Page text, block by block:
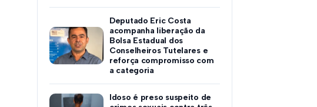
Deputado Eric Costa
acompanha liberação da
Bolsa Estadual dos
Conselheiros Tutelares e
reforça compromisso com
a categoria
Idoso é preso suspeito de